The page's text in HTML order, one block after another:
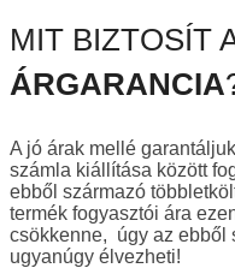
MIT BIZTOSÍT
ÁRGARANCIA
A jó árak mellé
számla kiállítása között
ebből származó
termék fogyasztói ára
csökkenne, úgy az ebből
ugyanúgy élvezheti!